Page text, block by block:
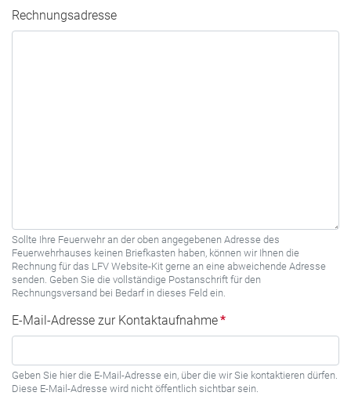
Rechnungsadresse
Sollte Ihre Feuerwehr an der oben angegebenen Adresse des
Feuerwehrhauses keinen Briefkasten haben, können wir Ihnen die
Rechnung für das LFV Website-Kit gerne an eine abweichende Adresse
senden. Geben Sie die vollständige Postanschrift für den
Rechnungsversand bei Bedarf in dieses Feld ein.
E-Mail-Adresse zur Kontaktaufnahme*
Geben Sie hier die E-Mail-Adresse ein, über die wir Sie kontaktieren dürfen.
Diese E-Mail-Adresse wird nicht öffentlich sichtbar sein.